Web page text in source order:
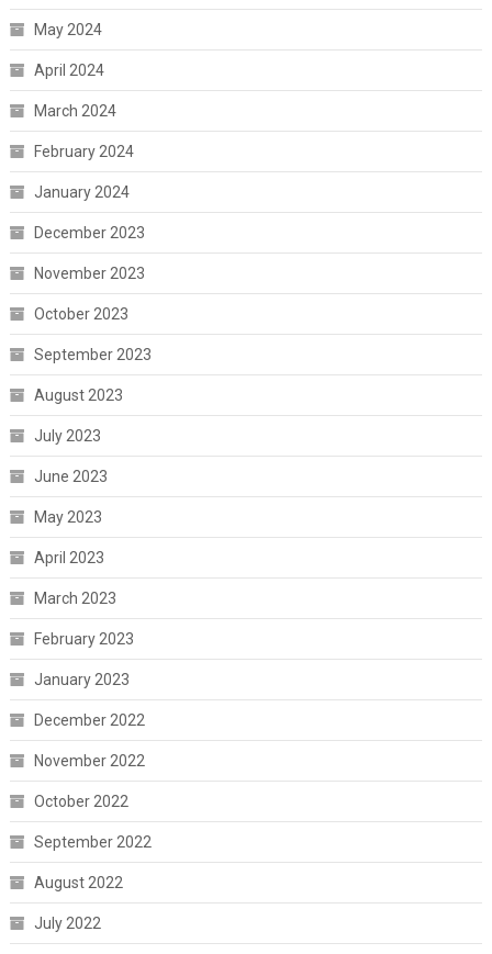
May 2024
April 2024
March 2024
February 2024
January 2024
December 2023
November 2023
October 2023
September 2023
August 2023
July 2023
June 2023
May 2023
April 2023
March 2023
February 2023
January 2023
December 2022
November 2022
October 2022
September 2022
August 2022
July 2022